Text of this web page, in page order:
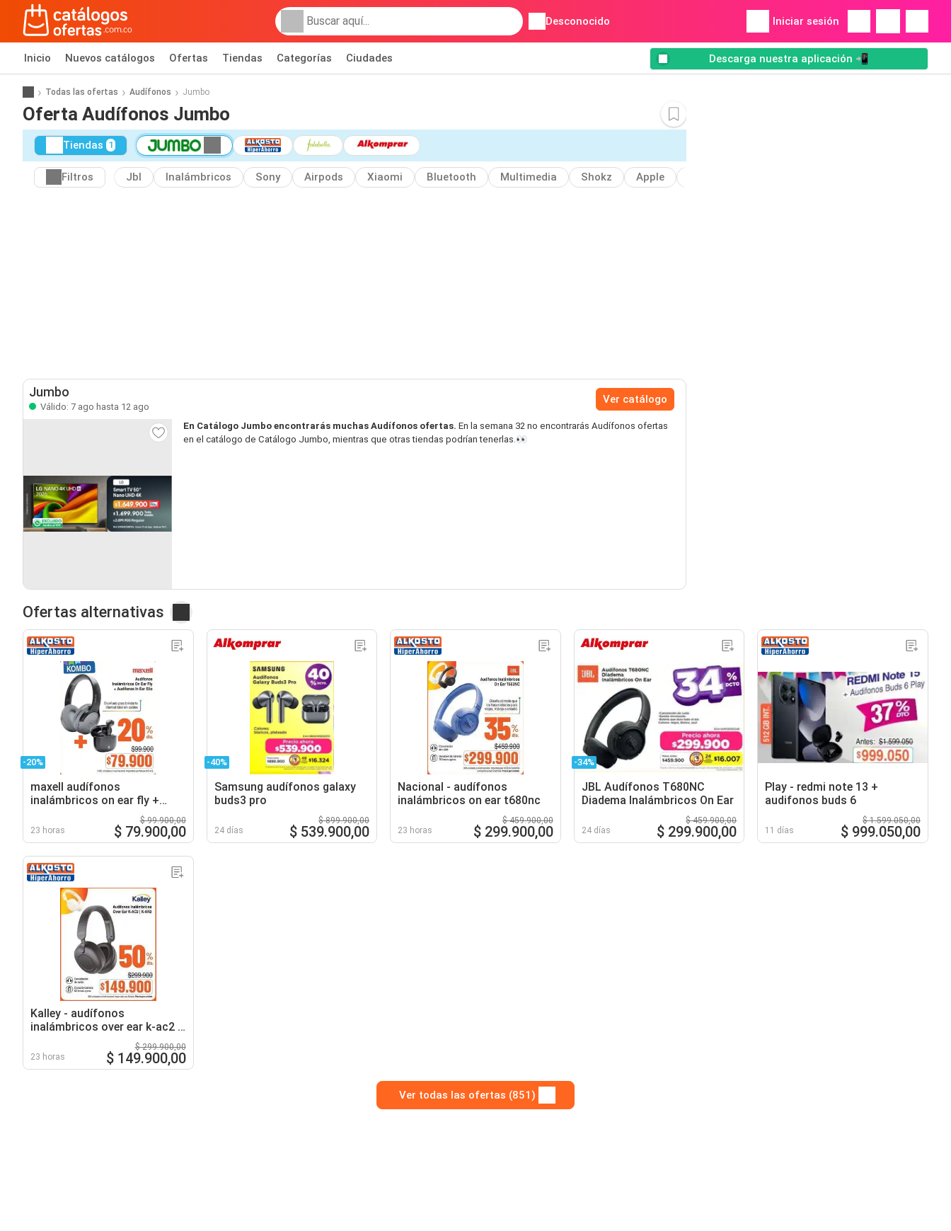
Desconocido Iniciar sesión
Inicio Nuevos catálogos Ofertas Tiendas Categorías Ciudades Descarga nuestra aplicación 📲
Todas las ofertas Audífonos Jumbo
Oferta Audífonos Jumbo
Tiendas 1
Filtros Jbl Inalámbricos Sony Airpods Xiaomi Bluetooth Multimedia Shokz Apple
Jumbo
Válido: 7 ago hasta 12 ago
Ver catálogo
En Catálogo Jumbo encontrarás muchas Audífonos ofertas. En la semana 32 no encontrarás Audífonos ofertas
en el catálogo de Catálogo Jumbo, mientras que otras tiendas podrían tenerlas.👀
Ofertas alternativas
-20%
maxell audífonos
inalámbricos on ear fly +
23 horas
$ 99.900,00
$ 79.900,00
-40%
Samsung audífonos galaxy
buds3 pro
24 días
$ 899.900,00
$ 539.900,00
Nacional - audífonos
inalámbricos on ear t680nc
23 horas
$ 459.900,00
$ 299.900,00
-34%
JBL Audífonos T680NC
Diadema Inalámbricos On Ear
24 días
$ 459.900,00
$ 299.900,00
Play - redmi note 13 +
audifonos buds 6
11 días
$ 1.599.050,00
$ 999.050,00
Kalley - audífonos
inalámbricos over ear k-ac2 |
23 horas
$ 299.900,00
$ 149.900,00
Ver todas las ofertas (851)